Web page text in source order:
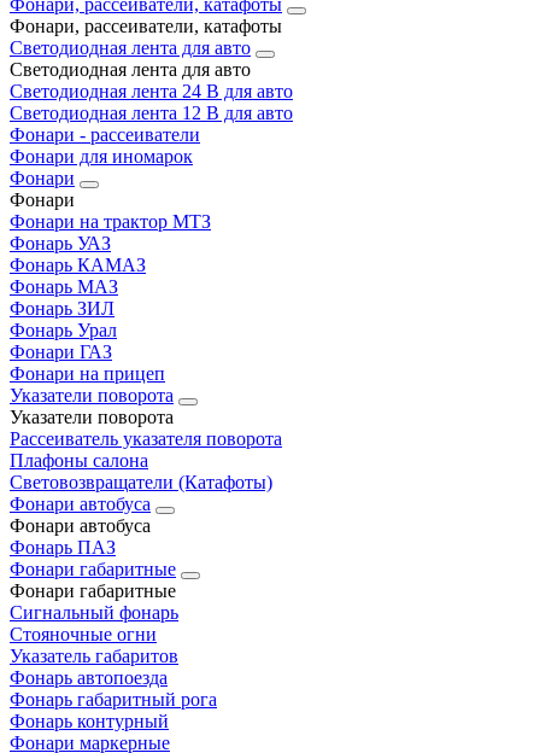
Фонари, рассеиватели, катафоты
Фонари, рассеиватели, катафоты
Светодиодная лента для авто
Светодиодная лента для авто
Светодиодная лента 24 В для авто
Светодиодная лента 12 В для авто
Фонари - рассеиватели
Фонари для иномарок
Фонари
Фонари
Фонари на трактор МТЗ
Фонарь УАЗ
Фонарь КАМАЗ
Фонарь МАЗ
Фонарь ЗИЛ
Фонарь Урал
Фонари ГАЗ
Фонари на прицеп
Указатели поворота
Указатели поворота
Рассеиватель указателя поворота
Плафоны салона
Световозвращатели (Катафоты)
Фонари автобуса
Фонари автобуса
Фонарь ПАЗ
Фонари габаритные
Фонари габаритные
Сигнальный фонарь
Стояночные огни
Указатель габаритов
Фонарь автопоезда
Фонарь габаритный рога
Фонарь контурный
Фонари маркерные